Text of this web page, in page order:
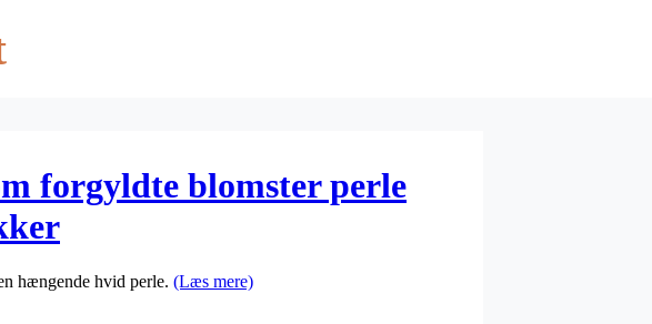
forgyldte blomster perle
hængende hvid perle. (Læs mere)